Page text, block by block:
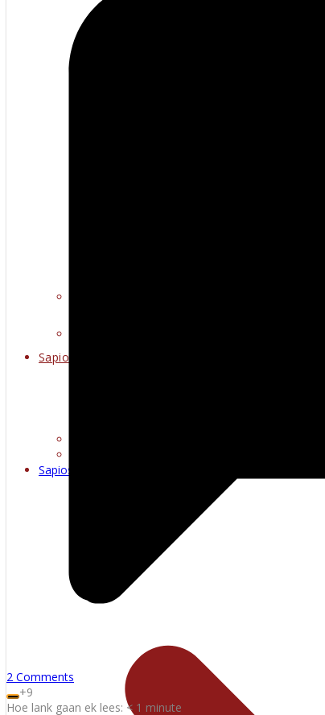
Sapioseksueel
Sapioseksueel
2 Comments
+9
Hoe lank gaan ek lees: < 1 minute